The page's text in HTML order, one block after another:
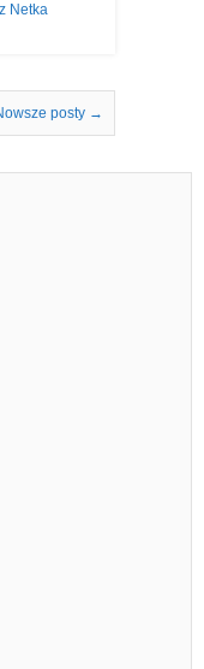
Netka
posty →